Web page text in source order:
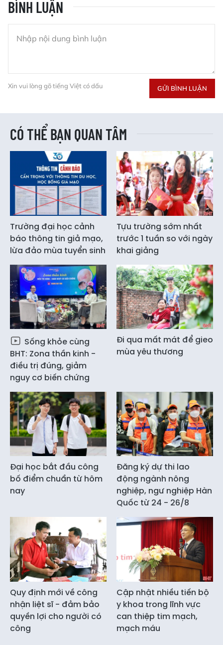
BÌNH LUẬN
Xin vui lòng gõ tiếng Việt có dấu GỬI BÌNH LUẬN
CÓ THỂ BẠN QUAN TÂM
Trường đại học cảnh
báo thông tin giả mạo,
lừa đảo mùa tuyển sinh
Tựu trường sớm nhất
trước 1 tuần so với ngày
khai giảng
Sống khỏe cùng
BHT: Zona thần kinh -
điều trị đúng, giảm
nguy cơ biến chứng
Đi qua mất mát để gieo
mùa yêu thương
Đại học bắt đầu công
bố điểm chuẩn từ hôm
nay
Đăng ký dự thi lao
động ngành nông
nghiệp, ngư nghiệp Hàn
Quốc từ 24 - 26/8
Quy định mới về công
nhận liệt sĩ - đảm bảo
quyền lợi cho người có
công
Cập nhật nhiều tiến bộ
y khoa trong lĩnh vực
can thiệp tim mạch,
mạch máu